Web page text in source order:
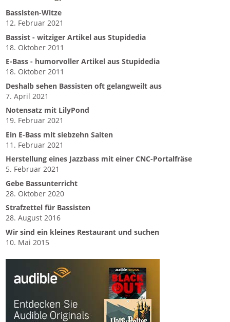
Bassisten-Witze
12. Februar 2021
Bassist - witziger Artikel aus Stupidedia
18. Oktober 2011
E-Bass - humorvoller Artikel aus Stupidedia
18. Oktober 2011
Deshalb sehen Bassisten oft gelangweilt aus
7. April 2021
Notensatz mit LilyPond
19. Februar 2021
Ein E-Bass mit siebzehn Saiten
11. Februar 2021
Herstellung eines Jazzbass mit einer CNC-Portalfräse
5. Februar 2021
Gebe Bassunterricht
28. Oktober 2020
Strafzettel für Bassisten
28. August 2016
Wir sind ein kleines Restaurant und suchen
10. Mai 2015